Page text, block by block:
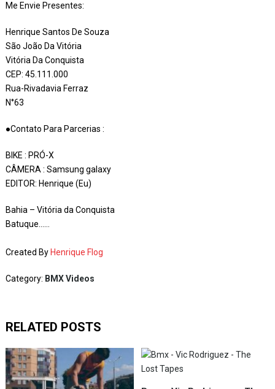
Me Envie Presentes:
Henrique Santos De Souza
São João Da Vitória
Vitória Da Conquista
CEP: 45.111.000
Rua-Rivadavia Ferraz
N°63
●Contato Para Parcerias :
BIKE : PRÓ-X
CÂMERA : Samsung galaxy
EDITOR: Henrique (Eu)
Bahia – Vitória da Conquista
Batuque……
Created By Henrique Flog
Category: BMX Videos
RELATED POSTS